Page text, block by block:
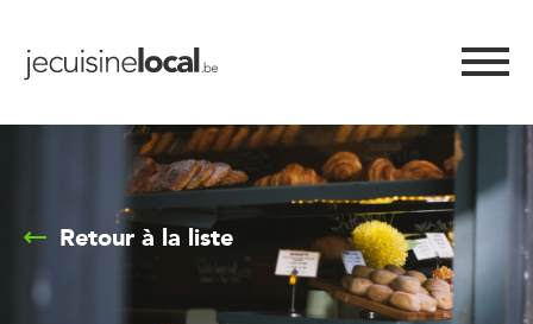
Retour à la liste